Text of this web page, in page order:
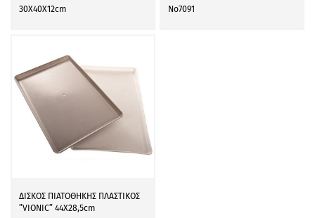
30Χ40Χ12cm
Νο7091
ΔΙΣΚΟΣ ΠΙΑΤΟΘΗΚΗΣ ΠΛΑΣΤΙΚΟΣ
”VIONIC” 44Χ28,5cm